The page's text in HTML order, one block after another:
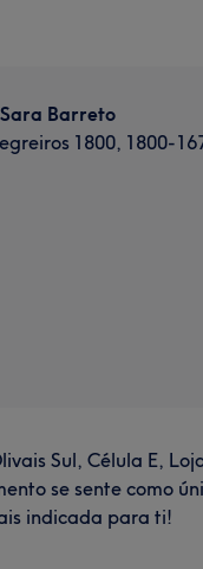
Barreto
1800, 1800-
Sul, Célula E,
se sente como
indicada para ti!